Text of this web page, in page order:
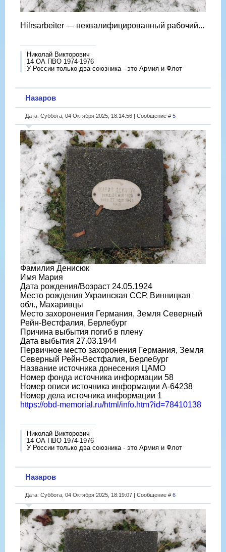
Hilrsarbeiter — неквалифицированный рабочий...
Николай Викторович
14 ОА ПВО 1974-1976
У России только два союзника - это Армия и Флот
Назаров
Дата: Суббота, 04 Октября 2025, 18:14:56 | Сообщение # 5
Фамилия Денисюк
Имя Мария
Дата рождения/Возраст 24.05.1924
Место рождения Украинская ССР, Винницкая
обл., Махаривцы
Место захоронения Германия, Земля Северный
Рейн-Вестфалия, Берлебург
Причина выбытия погиб в плену
Дата выбытия 27.03.1944
Первичное место захоронения Германия, Земля
Северный Рейн-Вестфалия, Берлебург
Название источника донесения ЦАМО
Номер фонда источника информации 58
Номер описи источника информации A-64238
Номер дела источника информации 1
https://obd-memorial.ru/html/info.htm?id=78410138
Николай Викторович
14 ОА ПВО 1974-1976
У России только два союзника - это Армия и Флот
Назаров
Дата: Суббота, 04 Октября 2025, 18:19:07 | Сообщение # 6